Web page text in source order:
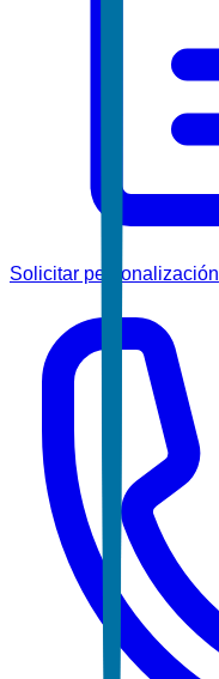
Solicitar personalización